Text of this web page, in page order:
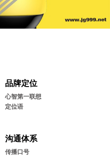
品牌定位
⼼智第⼀联想
定位语
沟通体系
传播⼝号